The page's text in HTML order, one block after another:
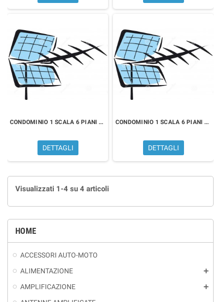
HOME
ACCESSORI AUTO-MOTO
ALIMENTAZIONE
add
AMPLIFICAZIONE add
CONDOMINIO 1 SCALA 6 PIANI 54 PRESE
DETTAGLI
CONDOMINIO 1 SCALA 6 PIANI 36 PRESE
DETTAGLI
Visualizzati 1-4 su 4 articoli